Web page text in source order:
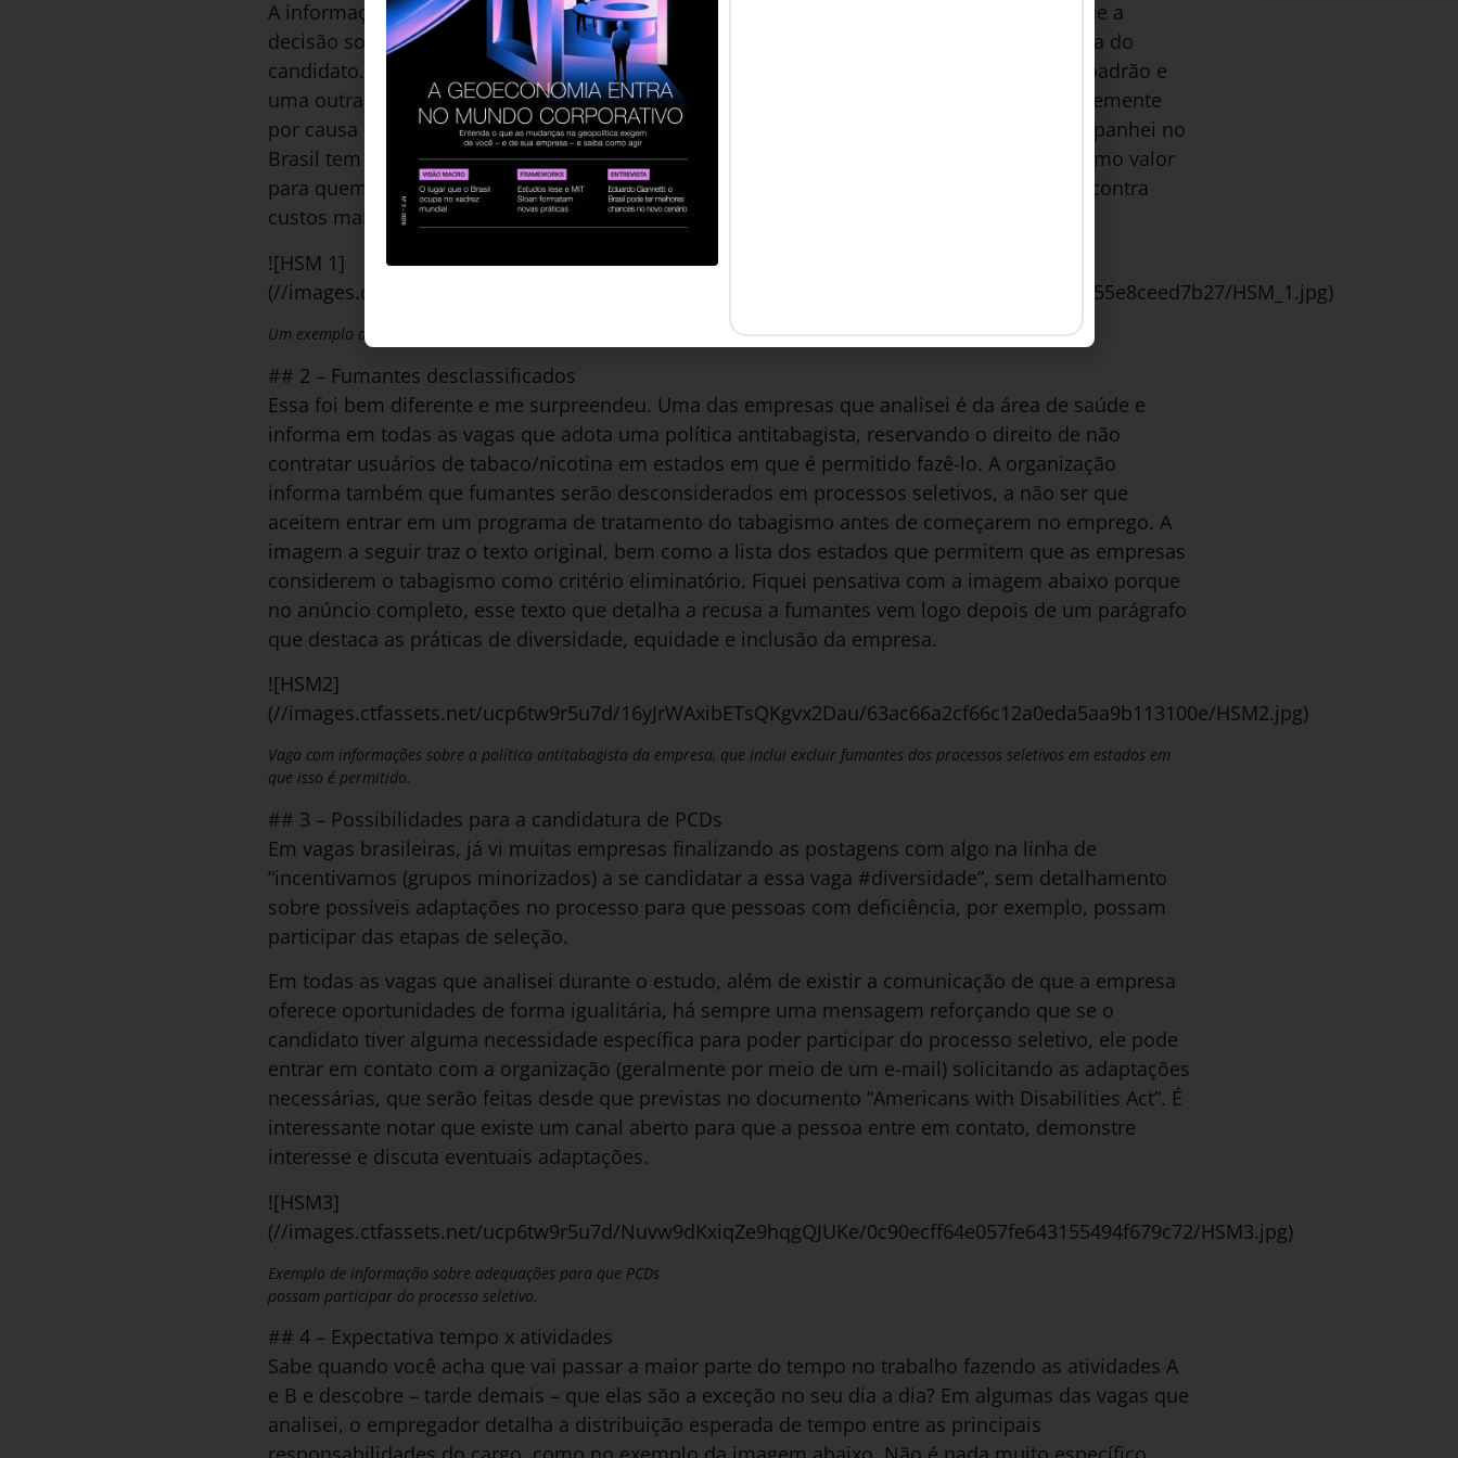
A informação sobre a faixa salarial geralmente é acompanhada de um texto explicando que a
decisão sobre o salário final será tomada de acordo com a formação e a experiência prévia do
candidato. Para posições remotas, é comum também ver duas faixas salariais na vaga: a padrão e
uma outra, mais alta, para quem mora nas cidades de Nova York e São Francisco, aparentemente
por causa dos custos de vida mais elevados nesses lugares. Um tema similar que já acompanhei no
Brasil tem a ver com o vale-refeição, que às vezes é padronizado na empresa e tem o mesmo valor
para quem trabalha em cidades pequenas e para quem trabalha em grandes centros e encontra
custos mais altos para a alimentação fora de casa.
![HSM 1]
(//images.ctfassets.net/ucp6tw9r5u7d/4tUEx7pSmM8hg2dfONbFR/21ee99c8b0a91874a85355e8ceed7b27/HSM_1.jpg)
Um exemplo de vaga com divulgação de faixa salarial geral e faixa específica para São Francisco e Nova York.
## 2 – Fumantes desclassificados
Essa foi bem diferente e me surpreendeu. Uma das empresas que analisei é da área de saúde e
informa em todas as vagas que adota uma política antitabagista, reservando o direito de não
contratar usuários de tabaco/nicotina em estados em que é permitido fazê-lo. A organização
informa também que fumantes serão desconsiderados em processos seletivos, a não ser que
aceitem entrar em um programa de tratamento do tabagismo antes de começarem no emprego. A
imagem a seguir traz o texto original, bem como a lista dos estados que permitem que as empresas
considerem o tabagismo como critério eliminatório. Fiquei pensativa com a imagem abaixo porque
no anúncio completo, esse texto que detalha a recusa a fumantes vem logo depois de um parágrafo
que destaca as práticas de diversidade, equidade e inclusão da empresa.
![HSM2]
(//images.ctfassets.net/ucp6tw9r5u7d/16yJrWAxibETsQKgvx2Dau/63ac66a2cf66c12a0eda5aa9b113100e/HSM2.jpg)
Vaga com informações sobre a política antitabagista da empresa, que inclui excluir fumantes dos processos seletivos em estados em
que isso é permitido.
## 3 – Possibilidades para a candidatura de PCDs
Em vagas brasileiras, já vi muitas empresas finalizando as postagens com algo na linha de
“incentivamos (grupos minorizados) a se candidatar a essa vaga #diversidade”, sem detalhamento
sobre possíveis adaptações no processo para que pessoas com deficiência, por exemplo, possam
participar das etapas de seleção.
Em todas as vagas que analisei durante o estudo, além de existir a comunicação de que a empresa
oferece oportunidades de forma igualitária, há sempre uma mensagem reforçando que se o
candidato tiver alguma necessidade específica para poder participar do processo seletivo, ele pode
entrar em contato com a organização (geralmente por meio de um e-mail) solicitando as adaptações
necessárias, que serão feitas desde que previstas no documento “Americans with Disabilities Act”. É
interessante notar que existe um canal aberto para que a pessoa entre em contato, demonstre
interesse e discuta eventuais adaptações.
![HSM3]
(//images.ctfassets.net/ucp6tw9r5u7d/Nuvw9dKxiqZe9hqgQJUKe/0c90ecff64e057fe643155494f679c72/HSM3.jpg)
Exemplo de informação sobre adequações para que PCDs
possam participar do processo seletivo.
## 4 – Expectativa tempo x atividades
Sabe quando você acha que vai passar a maior parte do tempo no trabalho fazendo as atividades A
e B e descobre – tarde demais – que elas são a exceção no seu dia a dia? Em algumas das vagas que
analisei, o empregador detalha a distribuição esperada de tempo entre as principais